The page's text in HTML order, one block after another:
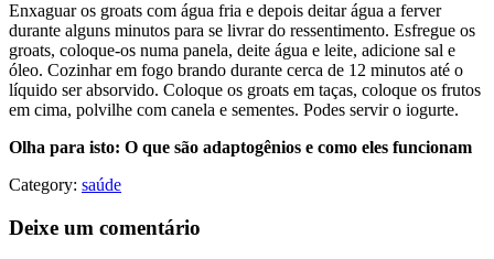
Enxaguar os groats com água fria e depois deitar água a ferver
durante alguns minutos para se livrar do ressentimento. Esfregue os
groats, coloque-os numa panela, deite água e leite, adicione sal e
óleo. Cozinhar em fogo brando durante cerca de 12 minutos até o
líquido ser absorvido. Coloque os groats em taças, coloque os frutos
em cima, polvilhe com canela e sementes. Podes servir o iogurte.
Olha para isto: O que são adaptogênios e como eles funcionam
Category: saúde
Deixe um comentário